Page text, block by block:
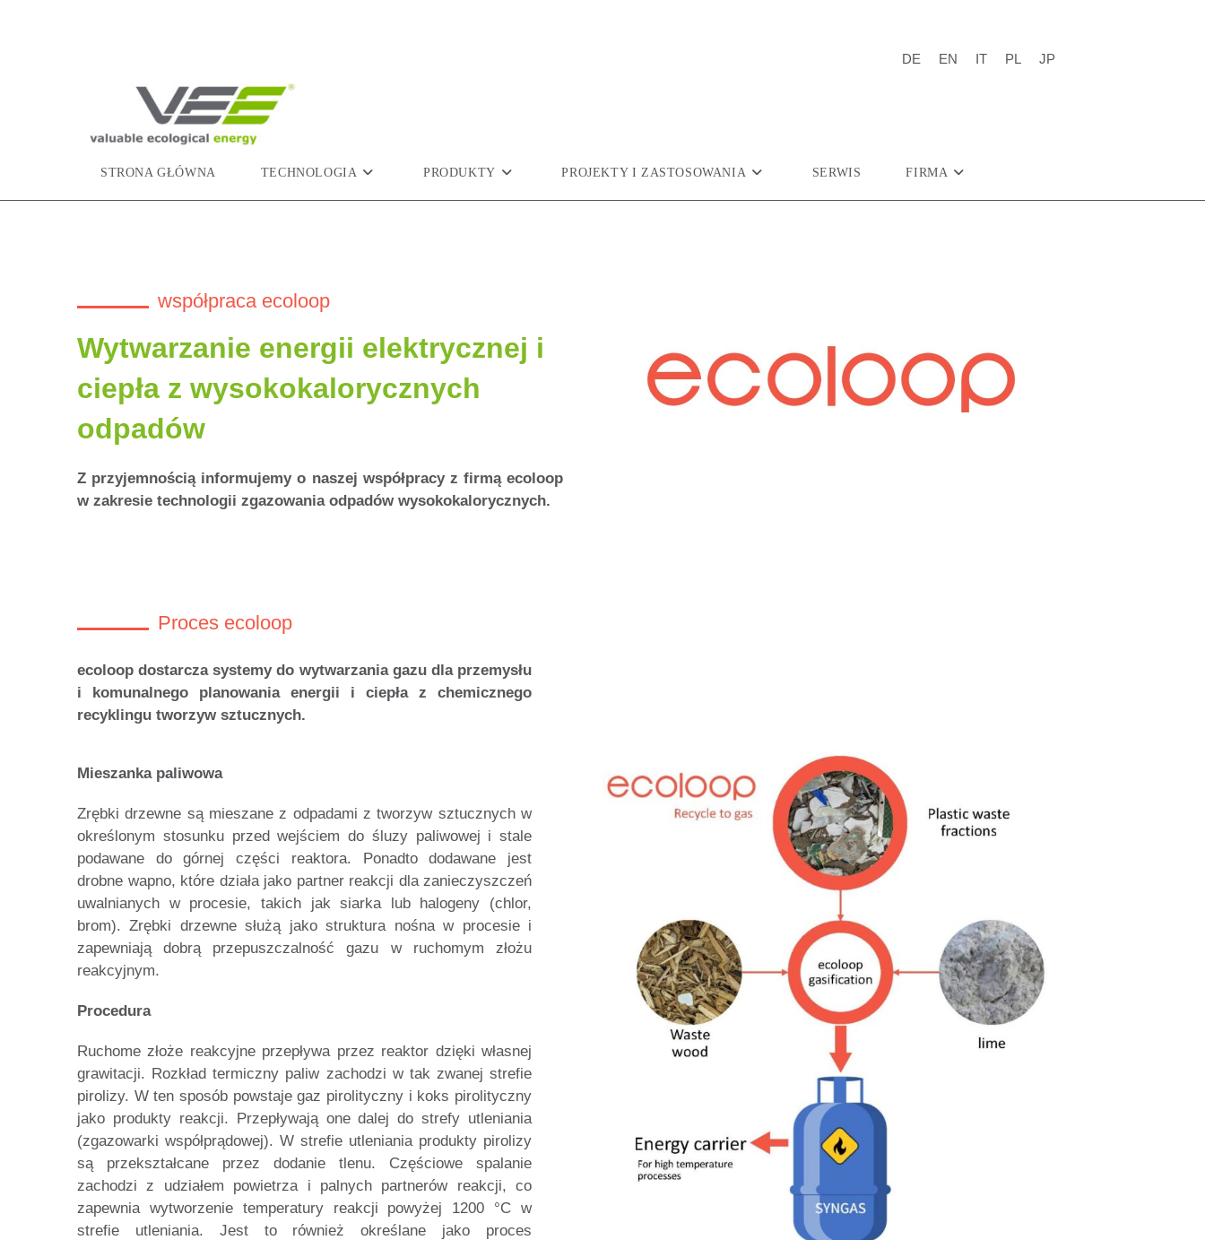
DE EN IT PL JP
STRONA GŁÓWNA TECHNOLOGIA PRODUKTY PROJEKTY I ZASTOSOWANIA SERWIS FIRMA
współpraca ecoloop
Wytwarzanie energii elektrycznej i
ciepła z wysokokalorycznych
odpadów
Z przyjemnością informujemy o naszej współpracy z firmą ecoloop
w zakresie technologii zgazowania odpadów wysokokalorycznych.
Proces ecoloop
ecoloop dostarcza systemy do wytwarzania gazu dla przemysłu
i komunalnego planowania energii i ciepła z chemicznego
recyklingu tworzyw sztucznych.
Mieszanka paliwowa
Zrębki drzewne są mieszane z odpadami z tworzyw sztucznych w
określonym stosunku przed wejściem do śluzy paliwowej i stale
podawane do górnej części reaktora. Ponadto dodawane jest
drobne wapno, które działa jako partner reakcji dla zanieczyszczeń
uwalnianych w procesie, takich jak siarka lub halogeny (chlor,
brom). Zrębki drzewne służą jako struktura nośna w procesie i
zapewniają dobrą przepuszczalność gazu w ruchomym złożu
reakcyjnym.
Procedura
Ruchome złoże reakcyjne przepływa przez reaktor dzięki własnej
grawitacji. Rozkład termiczny paliw zachodzi w tak zwanej strefie
pirolizy. W ten sposób powstaje gaz pirolityczny i koks pirolityczny
jako produkty reakcji. Przepływają one dalej do strefy utleniania
(zgazowarki współprądowej). W strefie utleniania produkty pirolizy
są przekształcane przez dodanie tlenu. Częściowe spalanie
zachodzi z udziałem powietrza i palnych partnerów reakcji, co
zapewnia wytworzenie temperatury reakcji powyżej 1200 °C w
strefie utleniania. Jest to również określane jako proces